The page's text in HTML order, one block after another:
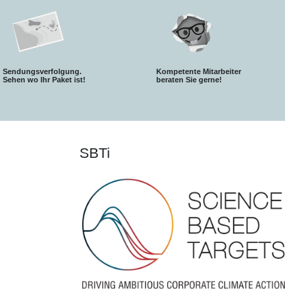
Sendungsverfolgung.
Sehen wo Ihr Paket ist!
Kompetente Mitarbeiter
beraten Sie gerne!
SBTi